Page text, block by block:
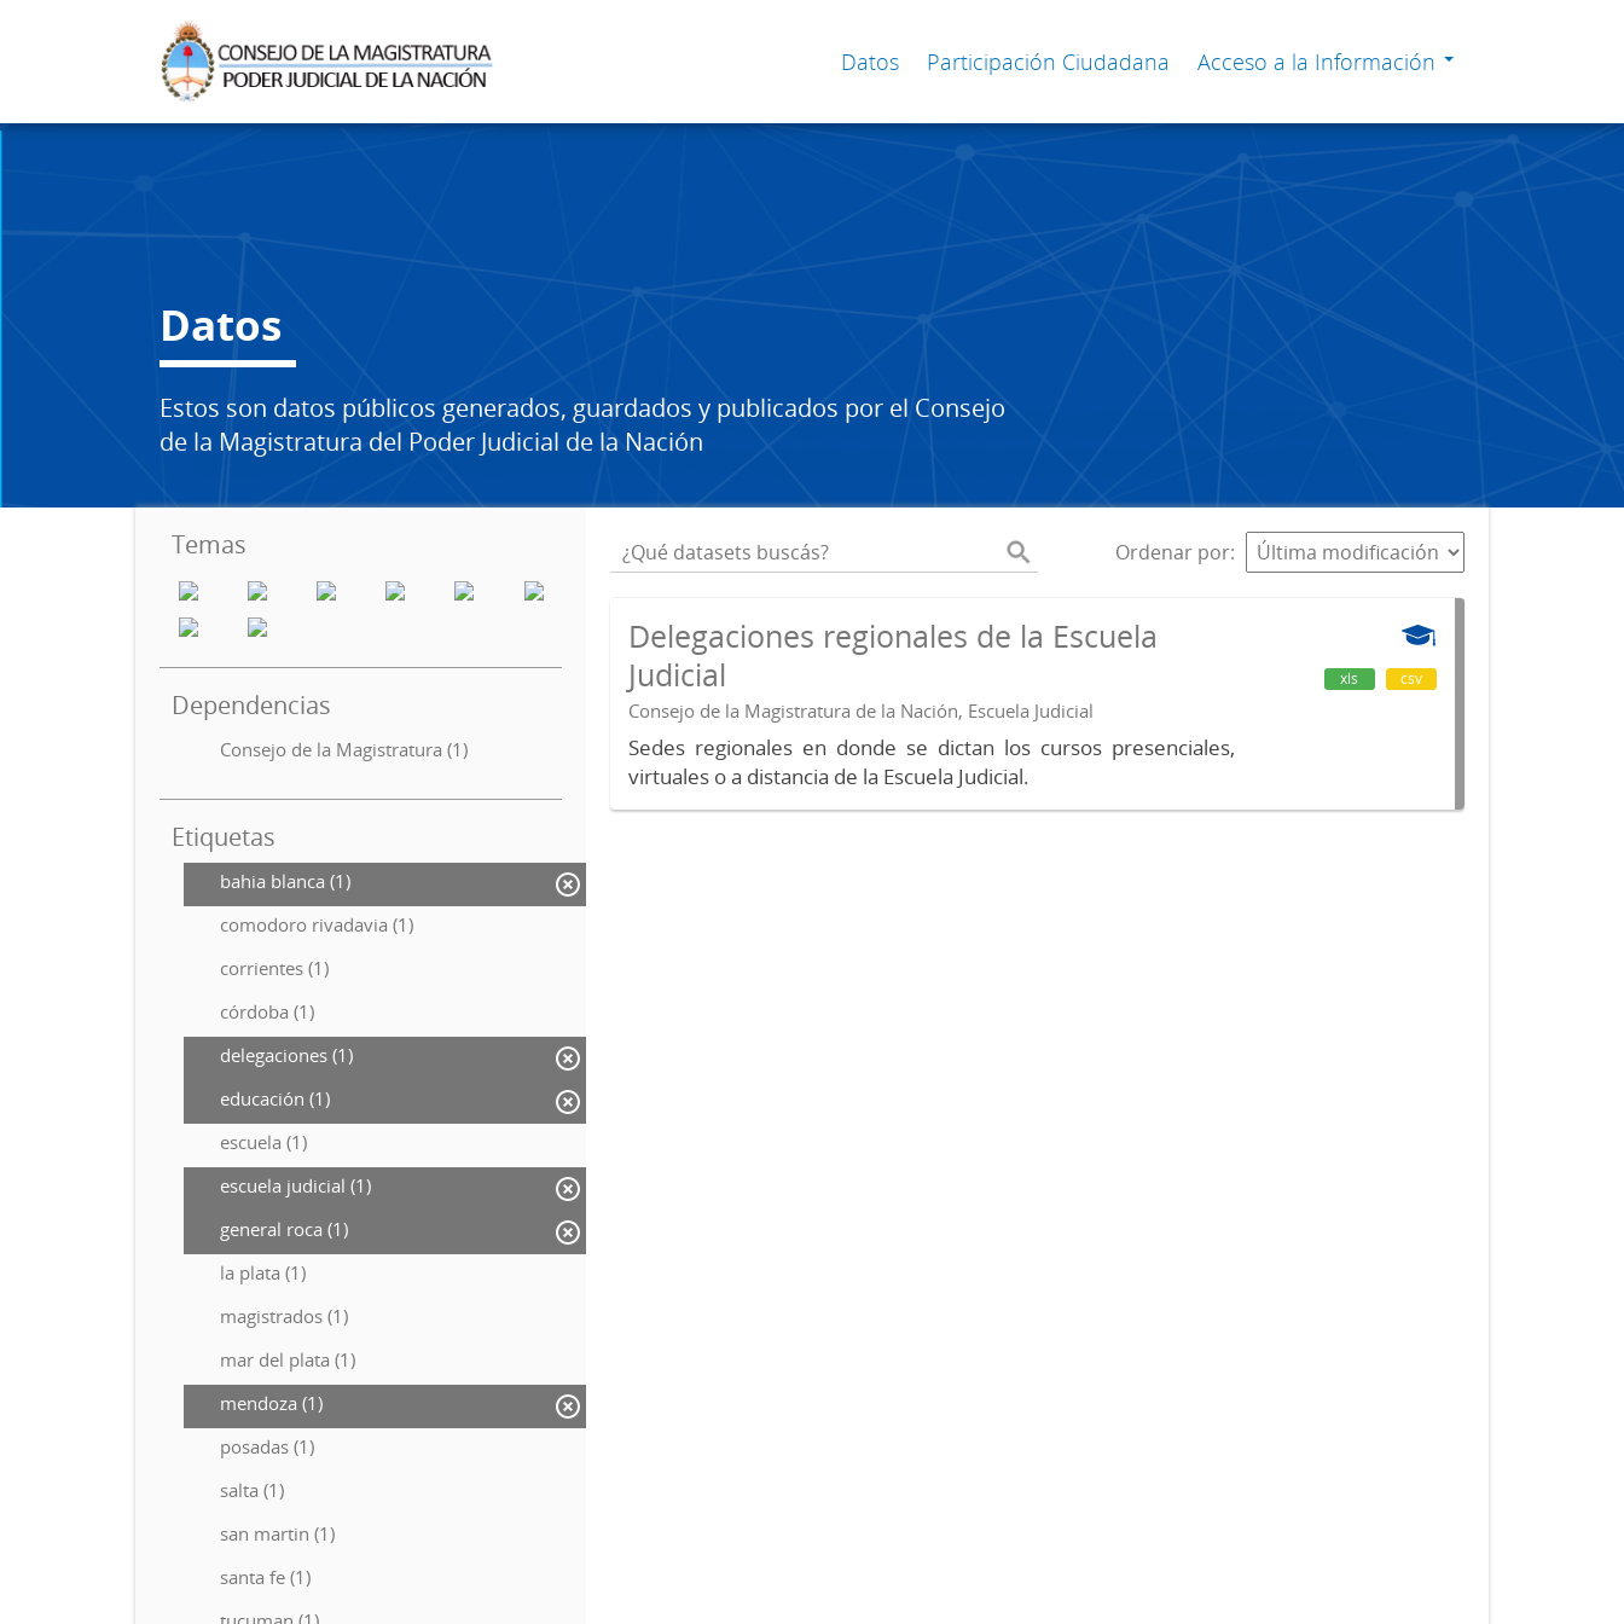
Datos Participación Ciudadana Acceso a la Información
Datos
Estos son datos públicos generados, guardados y publicados por el Consejo
de la Magistratura del Poder Judicial de la Nación
Temas
Dependencias
Consejo de la Magistratura (1)
Etiquetas
bahia blanca (1)
comodoro rivadavia (1)
corrientes (1)
córdoba (1)
delegaciones (1)
educación (1)
escuela (1)
escuela judicial (1)
general roca (1)
la plata (1)
magistrados (1)
mar del plata (1)
mendoza (1)
posadas (1)
salta (1)
san martin (1)
santa fe (1)
Ordenar por
Delegaciones regionales de la Escuela
Judicial
Consejo de la Magistratura de la Nación, Escuela Judicial
Sedes regionales en donde se dictan los cursos presenciales,
virtuales o a distancia de la Escuela Judicial.
xls csv